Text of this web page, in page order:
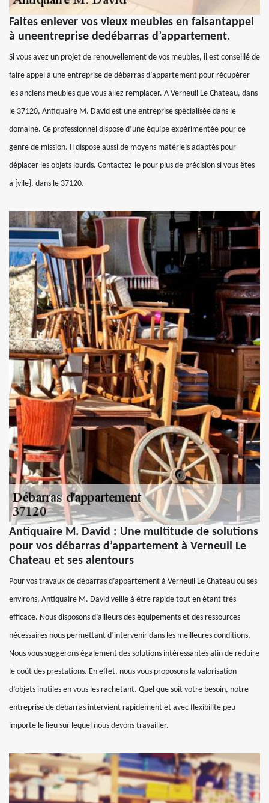
Faites enlever vos vieux meubles en faisantappel
à uneentreprise dedébarras d’appartement.
Si vous avez un projet de renouvellement de vos meubles, il est conseillé de
faire appel à une entreprise de débarras d’appartement pour récupérer
les anciens meubles que vous allez remplacer. A Verneuil Le Chateau, dans
le 37120, Antiquaire M. David est une entreprise spécialisée dans le
domaine. Ce professionnel dispose d’une équipe expérimentée pour ce
genre de mission. Il dispose aussi de moyens matériels adaptés pour
déplacer les objets lourds. Contactez-le pour plus de précision si vous êtes
à {vile}, dans le 37120.
Antiquaire M. David : Une multitude de solutions
pour vos débarras d’appartement à Verneuil Le
Chateau et ses alentours
Pour vos travaux de débarras d’appartement à Verneuil Le Chateau ou ses
environs, Antiquaire M. David veille à être rapide tout en étant très
efficace. Nous disposons d’ailleurs des équipements et des ressources
nécessaires nous permettant d’intervenir dans les meilleures conditions.
Nous vous suggérons également des solutions intéressantes afin de réduire
le coût des prestations. En effet, nous vous proposons la valorisation
d’objets inutiles en vous les rachetant. Quel que soit votre besoin, notre
entreprise de débarras intervient rapidement et avec flexibilité peu
importe le lieu sur lequel nous devons travailler.